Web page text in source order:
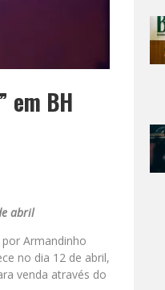
em BH
abril
Armandinho
no dia 12 de abril,
venda através do